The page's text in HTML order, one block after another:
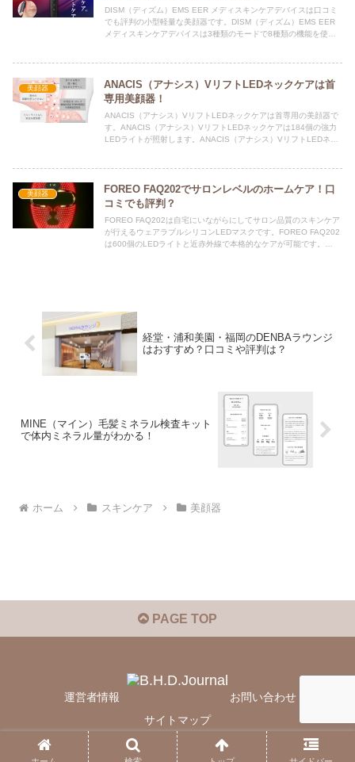
DISM（ディズム）EMS EER メディスキンケアデバイスは口コミ
でも評判の小型軽量な美顔器です。DISM（ディズム）EMS EER
メディスキンケアデバイスは3種類のモードで8種類の機能を使用
美顔器
ANACIS（アナシス）VリフトLEDネックケアは首
専用美顔器！
ANACIS（アナシス）VリフトLEDネックケアは首専用の美顔器で
す。ANACIS（アナシス）VリフトLEDネックケアは184個の強力
LEDライトが照射します。ANACIS（アナシス）VリフトLEDネッ
美顔器
FOREO FAQ202でサロンレベルのホームケア！口
コミでも評判？
FOREO FAQ202は自宅にいながらにしてサロン品質のスキンケア
が行えるウェアラブルシリコンLEDマスクです。FOREO FAQ202
は600個のLEDライトと近赤外線で本格的なケアが可能です。
経堂・浦和美園・福岡のDENBAラウンジ
はおすすめ？口コミや評判は？
MINE（マイン）毛髪ミネラル検査キット
で体内ミネラル量がわかる！
ホーム スキンケア 美顔器
PAGE TOP
運営者情報
お問い合わせ
サイトマップ
© 2020 B.H.D.Journal.